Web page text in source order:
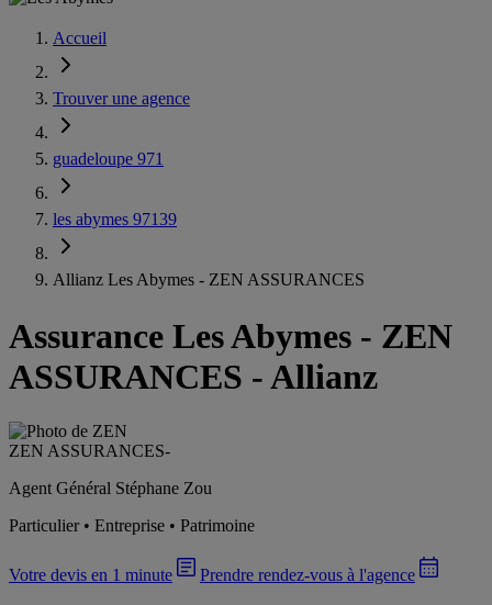
Accueil
Trouver une agence
guadeloupe 971
les abymes 97139
Allianz Les Abymes - ZEN ASSURANCES
Assurance Les Abymes - ZEN
ASSURANCES - Allianz
ZEN ASSURANCES-
Agent Général Stéphane Zou
Particulier • Entreprise • Patrimoine
Votre devis en 1 minute Prendre rendez-vous à l'agence